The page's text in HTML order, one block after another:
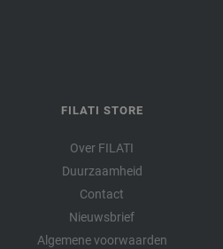
FILATI STORE
Over FILATI
Duurzaamheid
Contact
Nieuwsbrief
Algemene voorwaarden